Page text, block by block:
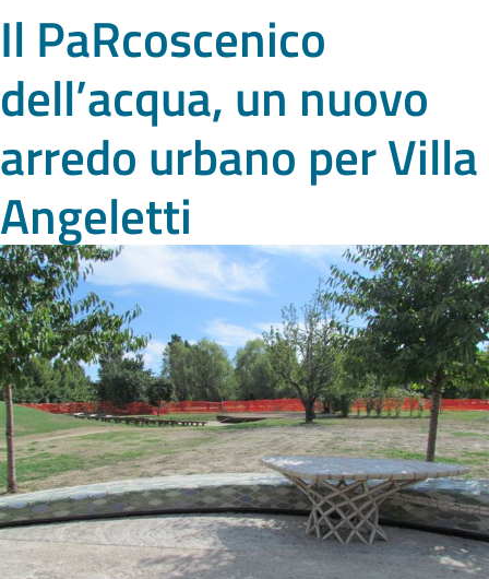
Il PaRcoscenico
dell’acqua, un nuovo
arredo urbano per Villa
Angeletti